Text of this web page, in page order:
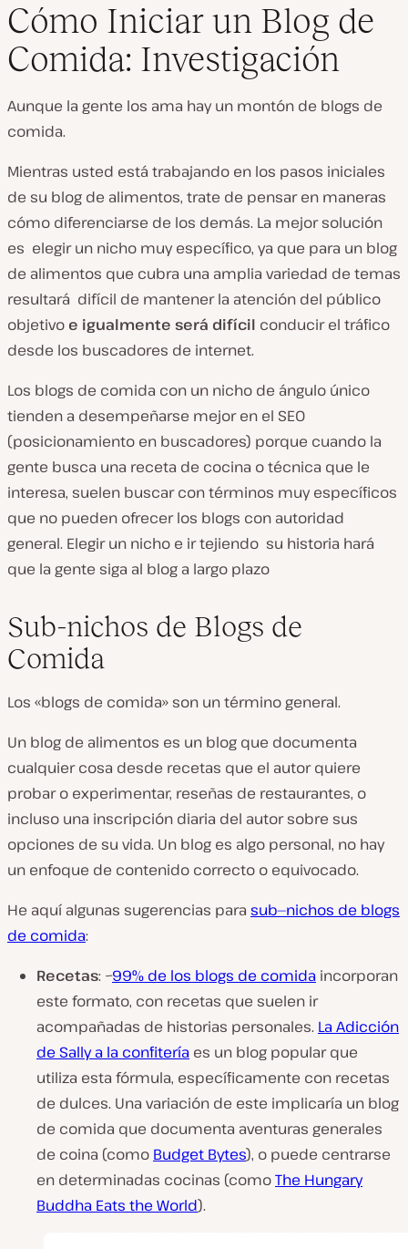
Cómo Iniciar un Blog de
Comida: Investigación
Aunque la gente los ama hay un montón de blogs de
comida.
Mientras usted está trabajando en los pasos iniciales
de su blog de alimentos, trate de pensar en maneras
cómo diferenciarse de los demás. La mejor solución
es elegir un nicho muy específico, ya que para un blog
de alimentos que cubra una amplia variedad de temas
resultará difícil de mantener la atención del público
objetivo e igualmente será difícil conducir el tráfico
desde los buscadores de internet.
Los blogs de comida con un nicho de ángulo único
tienden a desempeñarse mejor en el SEO
(posicionamiento en buscadores) porque cuando la
gente busca una receta de cocina o técnica que le
interesa, suelen buscar con términos muy específicos
que no pueden ofrecer los blogs con autoridad
general. Elegir un nicho e ir tejiendo su historia hará
que la gente siga al blog a largo plazo
Sub-nichos de Blogs de
Comida
Los «blogs de comida» son un término general.
Un blog de alimentos es un blog que documenta
cualquier cosa desde recetas que el autor quiere
probar o experimentar, reseñas de restaurantes, o
incluso una inscripción diaria del autor sobre sus
opciones de su vida. Un blog es algo personal, no hay
un enfoque de contenido correcto o equivocado.
He aquí algunas sugerencias para sub—nichos de blogs
de comida:
Recetas: ~99% de los blogs de comida incorporan
este formato, con recetas que suelen ir
acompañadas de historias personales. La Adicción
de Sally a la confitería es un blog popular que
utiliza esta fórmula, específicamente con recetas
de dulces. Una variación de este implicaría un blog
de comida que documenta aventuras generales
de coina (como Budget Bytes), o puede centrarse
en determinadas cocinas (comoThe Hungary
Buddha Eats the World).